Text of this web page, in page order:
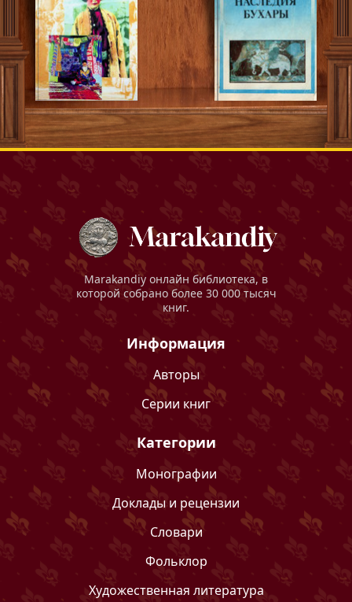
Marakandiy онлайн библиотека, в
которой собрано более 30 000 тысяч
книг.
Информация
Авторы
Серии книг
Категории
Монографии
Доклады и рецензии
Словари
Фольклор
Художественная литература